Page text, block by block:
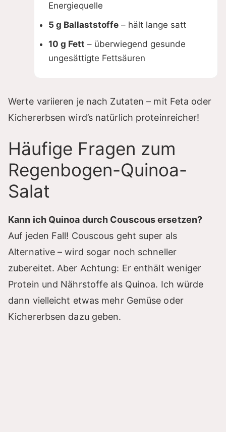
Energiequelle
5 g Ballaststoffe – hält lange satt
10 g Fett – überwiegend gesunde
ungesättigte Fettsäuren
Werte variieren je nach Zutaten – mit Feta oder
Kichererbsen wird’s natürlich proteinreicher!
Häufige Fragen zum
Regenbogen-Quinoa-
Salat
Kann ich Quinoa durch Couscous ersetzen?
Auf jeden Fall! Couscous geht super als
Alternative – wird sogar noch schneller
zubereitet. Aber Achtung: Er enthält weniger
Protein und Nährstoffe als Quinoa. Ich würde
dann vielleicht etwas mehr Gemüse oder
Kichererbsen dazu geben.